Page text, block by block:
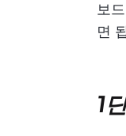
보
면
1